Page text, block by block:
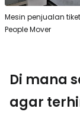
Mesin penjualan tiket
People Mover
Di mana
agar